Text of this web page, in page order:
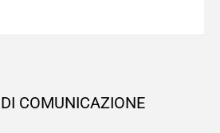
COMUNICAZIONE